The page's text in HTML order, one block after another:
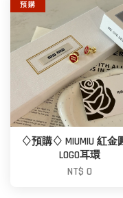
預 購
♢預購♢ MIUMIU 紅金
LOGO耳環
NT$ 0